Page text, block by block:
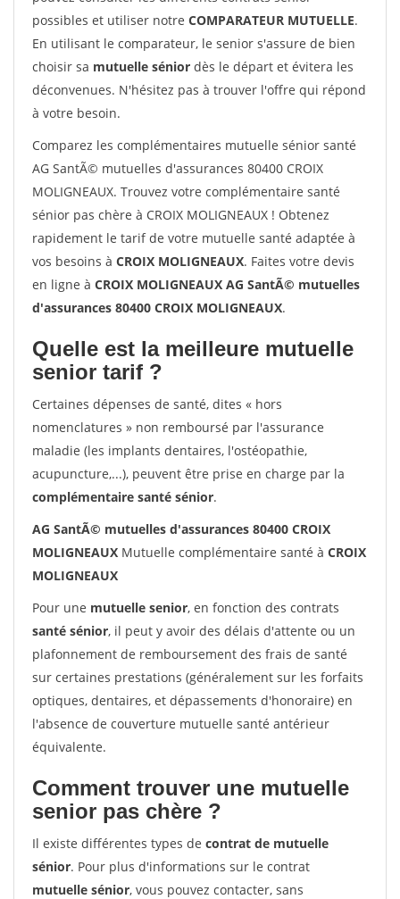
possibles et utiliser notre COMPARATEUR MUTUELLE.
En utilisant le comparateur, le senior s'assure de bien
choisir sa mutuelle sénior dès le départ et évitera les
déconvenues. N'hésitez pas à trouver l'offre qui répond
à votre besoin.
Comparez les complémentaires mutuelle sénior santé
AG SantÃ© mutuelles d'assurances 80400 CROIX
MOLIGNEAUX. Trouvez votre complémentaire santé
sénior pas chère à CROIX MOLIGNEAUX ! Obtenez
rapidement le tarif de votre mutuelle santé adaptée à
vos besoins à CROIX MOLIGNEAUX. Faites votre devis
en ligne à CROIX MOLIGNEAUX AG SantÃ© mutuelles
d'assurances 80400 CROIX MOLIGNEAUX.
Quelle est la meilleure mutuelle
senior tarif ?
Certaines dépenses de santé, dites « hors
nomenclatures » non remboursé par l'assurance
maladie (les implants dentaires, l'ostéopathie,
acupuncture,...), peuvent être prise en charge par la
complémentaire santé sénior.
AG SantÃ© mutuelles d'assurances 80400 CROIX
MOLIGNEAUX Mutuelle complémentaire santé à CROIX
MOLIGNEAUX
Pour une mutuelle senior, en fonction des contrats
santé sénior, il peut y avoir des délais d'attente ou un
plafonnement de remboursement des frais de santé
sur certaines prestations (généralement sur les forfaits
optiques, dentaires, et dépassements d'honoraire) en
l'absence de couverture mutuelle santé antérieur
équivalente.
Comment trouver une mutuelle
senior pas chère ?
Il existe différentes types de contrat de mutuelle
sénior. Pour plus d'informations sur le contrat
mutuelle sénior, vous pouvez contacter, sans